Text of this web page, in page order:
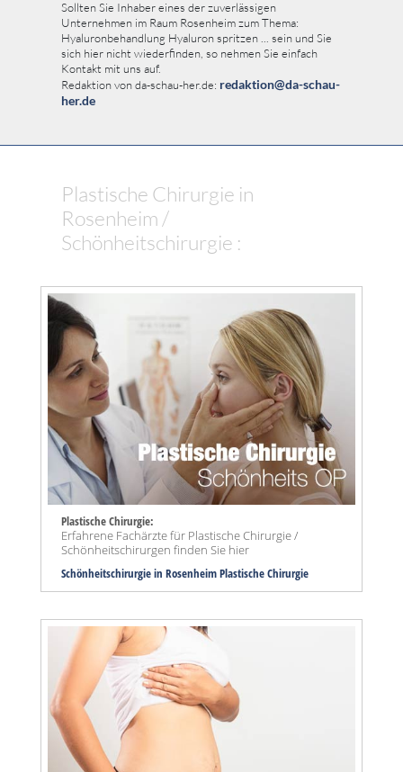
Sollten Sie Inhaber eines der zuverlässigen
Unternehmen im Raum Rosenheim zum Thema:
Hyaluronbehandlung Hyaluron spritzen ... sein und Sie
sich hier nicht wiederfinden, so nehmen Sie einfach
Kontakt mit uns auf.
Redaktion von da-schau-her.de: redaktion@da-schau-
her.de
Plastische Chirurgie in
Rosenheim /
Schönheitschirurgie :
Plastische Chirurgie:
Erfahrene Fachärzte für Plastische Chirurgie /
Schönheitschirurgen finden Sie hier
Schönheitschirurgie in Rosenheim Plastische Chirurgie